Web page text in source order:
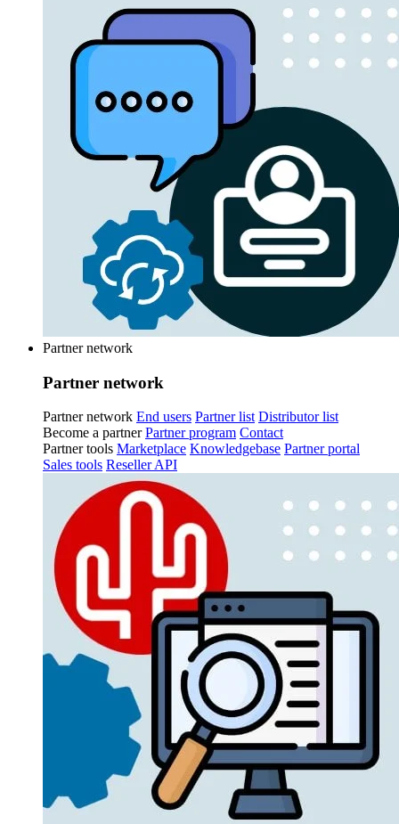
Partner network
Partner network
Partner network End users Partner list Distributor list
Become a partner Partner program Contact
Partner tools Marketplace Knowledgebase Partner portal
Sales tools Reseller API